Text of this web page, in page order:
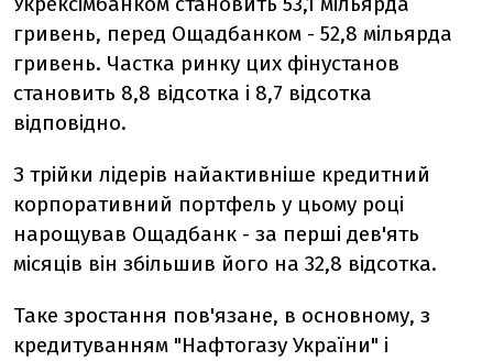
гривень, перед Ощадбанком - 52,8 мільярда
гривень. Частка ринку цих фінустанов
становить 8,8 відсотка і 8,7 відсотка
відповідно.
З трійки лідерів найактивніше кредитний
корпоративний портфель у цьому році
нарощував Ощадбанк - за перші дев'ять
місяців він збільшив його на 32,8 відсотка.
Таке зростання пов'язане, в основному, з
кредитуванням "Нафтогазу України" і